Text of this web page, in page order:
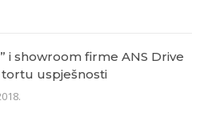
i showroom firme ANS Drive
uspješnosti